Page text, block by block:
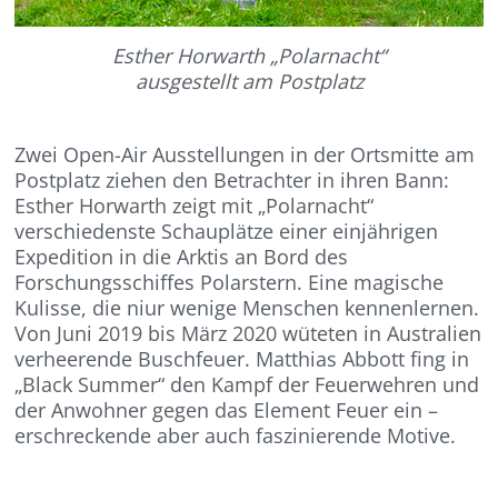
Esther Horwarth „Polarnacht“
ausgestellt am Postplatz
Zwei Open-Air Ausstellungen in der Ortsmitte am
Postplatz ziehen den Betrachter in ihren Bann:
Esther Horwarth zeigt mit „Polarnacht“
verschiedenste Schauplätze einer einjährigen
Expedition in die Arktis an Bord des
Forschungsschiffes Polarstern. Eine magische
Kulisse, die niur wenige Menschen kennenlernen.
Von Juni 2019 bis März 2020 wüteten in Australien
verheerende Buschfeuer. Matthias Abbott fing in
„Black Summer“ den Kampf der Feuerwehren und
der Anwohner gegen das Element Feuer ein –
erschreckende aber auch faszinierende Motive.